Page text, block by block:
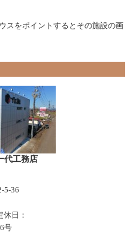
スをポイントするとその施設の画
工務店
5-36
日：
号